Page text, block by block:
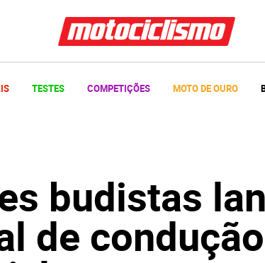
TESTES COMPETIÇÕES MOTO DE OURO
budistas
de